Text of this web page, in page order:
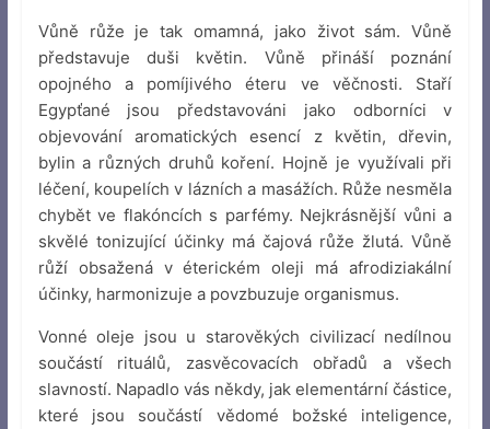
Vůně růže je tak omamná, jako život sám. Vůně
představuje duši květin. Vůně přináší poznání
opojného a pomíjivého éteru ve věčnosti. Staří
Egypťané jsou představováni jako odborníci v
objevování aromatických esencí z květin, dřevin,
bylin a různých druhů koření. Hojně je využívali při
léčení, koupelích v lázních a masážích. Růže nesměla
chybět ve flakóncích s parfémy. Nejkrásnější vůni a
skvělé tonizující účinky má čajová růže žlutá. Vůně
růží obsažená v éterickém oleji má afrodiziakální
účinky, harmonizuje a povzbuzuje organismus.
Vonné oleje jsou u starověkých civilizací nedílnou
součástí rituálů, zasvěcovacích obřadů a všech
slavností. Napadlo vás někdy, jak elementární částice,
které jsou součástí vědomé božské inteligence,